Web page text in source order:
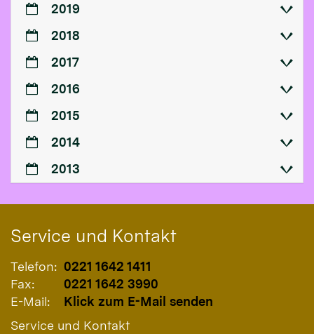
2019
2018
2017
2016
2015
2014
2013
Service und Kontakt
Telefon: 0221 1642 1411
Fax:
0221 1642 3990
E-Mail:
Klick zum E-Mail senden
Service und Kontakt